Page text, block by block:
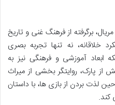
برگرفته از فرهنگ غنی و تاریخ
خلاقانه، نه تنها تجربه بصری
ابعاد آموزشی و فرهنگی نیز به
از پارک، روایتگر بخشی از میراث
لذت بردن از بازی ها، با داستان
کند.